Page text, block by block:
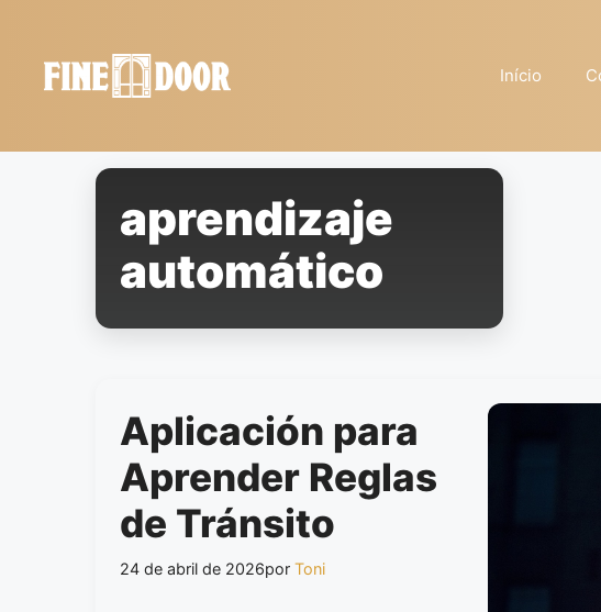
contenido
Início
aprendizaje
automático
Aplicación para
Aprender Reglas
de Tránsito
24 de abril de 2026por Toni